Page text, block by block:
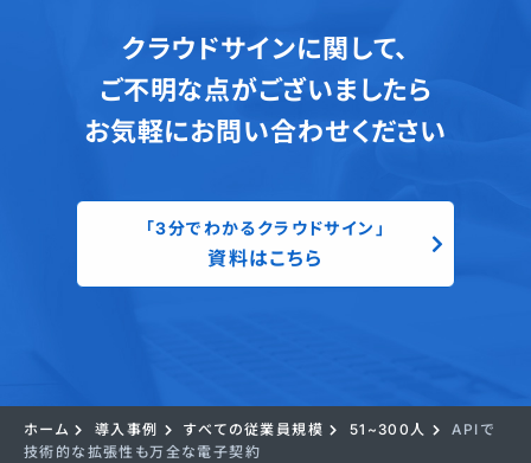
クラウドサインに関して、
ご不明な点がございましたら
お気軽にお問い合わせください
「3分でわかるクラウドサイン」
資料はこちら
ホーム 導入事例 すべての従業員規模 51~300人
APIで
技術的な拡張性も万全な電子契約